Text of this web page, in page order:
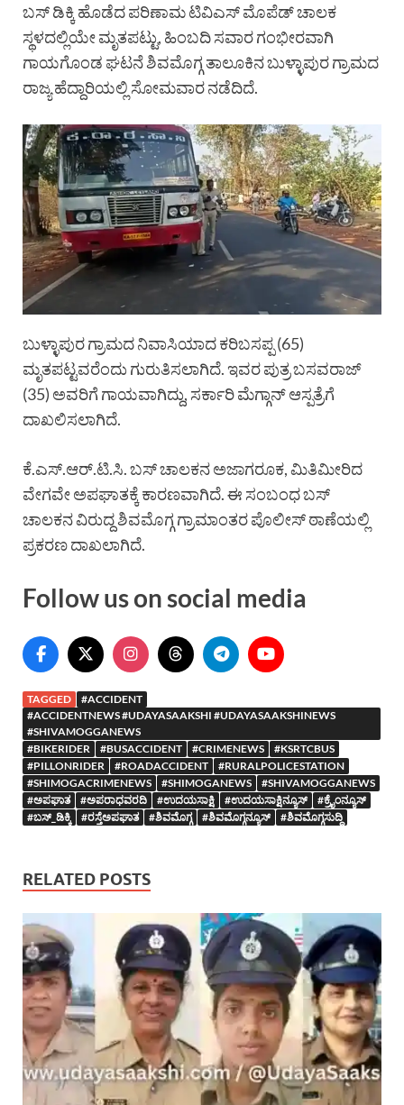
ಬಸ್ ಡಿಕ್ಕಿ ಹೊಡೆದ ಪರಿಣಾಮ ಟಿವಿಎಸ್ ಮೊಪೆಡ್ ಚಾಲಕ
ಸ್ಥಳದಲ್ಲಿಯೇ ಮೃತಪಟ್ಟು, ಹಿಂಬದಿ ಸವಾರ ಗಂಭೀರವಾಗಿ
ಗಾಯಗೊಂಡ ಘಟನೆ ಶಿವಮೊಗ್ಗ ತಾಲೂಕಿನ ಬುಳ್ಳಾಪುರ ಗ್ರಾಮದ
ರಾಜ್ಯ ಹೆದ್ದಾರಿಯಲ್ಲಿ ಸೋಮವಾರ ನಡೆದಿದೆ.
ಬುಳ್ಳಾಪುರ ಗ್ರಾಮದ ನಿವಾಸಿಯಾದ ಕರಿಬಸಪ್ಪ (65)
ಮೃತಪಟ್ಟವರೆಂದು ಗುರುತಿಸಲಾಗಿದೆ. ಇವರ ಪುತ್ರ ಬಸವರಾಜ್
(35) ಅವರಿಗೆ ಗಾಯವಾಗಿದ್ದು, ಸರ್ಕಾರಿ ಮೆಗ್ಗಾನ್ ಆಸ್ಪತ್ರೆಗೆ
ದಾಖಲಿಸಲಾಗಿದೆ.
ಕೆ.ಎಸ್.ಆರ್.ಟಿ.ಸಿ. ಬಸ್ ಚಾಲಕನ ಅಜಾಗರೂಕ, ಮಿತಿಮೀರಿದ
ವೇಗವೇ ಅಪಘಾತಕ್ಕೆ ಕಾರಣವಾಗಿದೆ. ಈ ಸಂಬಂಧ ಬಸ್
ಚಾಲಕನ ವಿರುದ್ದ ಶಿವಮೊಗ್ಗ ಗ್ರಾಮಾಂತರ ಪೊಲೀಸ್ ಠಾಣೆಯಲ್ಲಿ
ಪ್ರಕರಣ ದಾಖಲಾಗಿದೆ.
Follow us on social media
TAGGED
#ACCIDENT
#ACCIDENTNEWS #UDAYASAAKSHI #UDAYASAAKSHINEWS
#SHIVAMOGGANEWS
#BIKERIDER
#BUSACCIDENT #CRIMENEWS
#KSRTCBUS
#PILLONRIDER
#ROADACCIDENT
#RURALPOLICESTATION
#SHIMOGACRIMENEWS
#SHIMOGANEWS
#SHIVAMOGGANEWS
#ಅಪಘಾತ
#ಅಪರಾಧವರದಿ #ಉದಯಸಾಕ್ಷಿ #ಉದಯಸಾಕ್ಷಿನ್ಯೂಸ್
#ಕ್ರೈಂನ್ಯೂಸ್
#ಬಸ್_ಡಿಕ್ಕಿ
#ರಸ್ತೆಅಪಘಾತ #ಶಿವಮೊಗ್ಗ #ಶಿವಮೊಗ್ಗನ್ಯೂಸ್ #ಶಿವಮೊಗ್ಗಸುದ್ದಿ
RELATED POSTS